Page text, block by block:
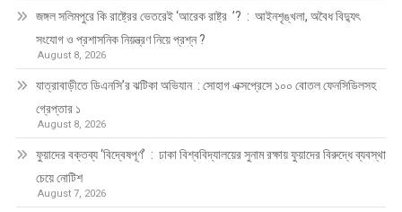
জঙ্গল সলিমপুরে কি রাষ্ট্রের ভেতরেই ‘আরেক রাষ্ট্র ’? : আইনশৃঙ্খলা, অবৈধ বিদ্যুৎ
সংযোগ ও প্রশাসনিক নিয়ন্ত্রণ নিয়ে প্রশ্ন ?
August 8, 2026
যাত্রাবাড়ীতে ডিএনসি’র ঝটিকা অভিযান : সোহাগ এক্সপ্রেসে ১০০ বোতল ফেনসিডিলসহ
গ্রেপ্তার ১
August 8, 2026
ফুয়াদের বক্তব্য ‘বিদ্বেষপূর্ণ’ : ঢাকা বিশ্ববিদ্যালয়ের সুনাম রক্ষায় ফুয়াদের বিরুদ্ধে ব্যবস্থা
চেয়ে নোটিশ
August 7, 2026